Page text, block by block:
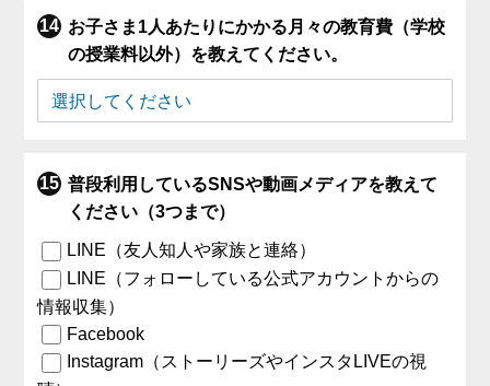
お子さま1人あたりにかかる月々の教育費（学校
の授業料以外）を教えてください。
普段利用しているSNSや動画メディアを教えて
ください（3つまで）
LINE（友人知人や家族と連絡）
LINE（フォローしている公式アカウントからの
情報収集）
Facebook
Instagram（ストーリーズやインスタLIVEの視